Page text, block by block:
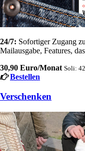
24/7: Sofortiger Zugang
Mailausgabe, Features,
30,90 Euro/Monat Soli:
Bestellen
Verschenken